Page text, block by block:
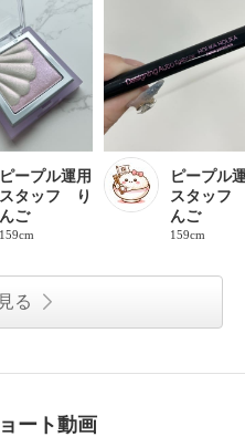
ピープル運用
スタッフ り
んご
159cm
ピープル
スタッフ
んご
159cm
る
ート動画